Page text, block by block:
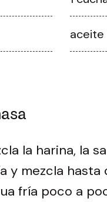
aceite
la harina, la
y mezcla hasta
fría poco a